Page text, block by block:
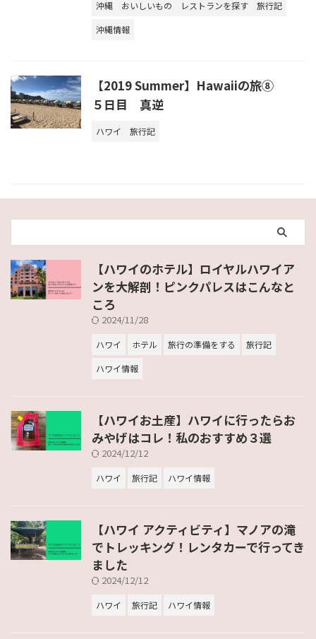
沖縄 おいしいもの レストランを探す
旅行記
沖縄情報
【2019 Summer】Hawaiiの旅⑧
５日目 真逆
ハワイ 旅行記
【ハワイのホテル】ロイヤルハワイア
ンを大解剖！ピンクパレスはこんなと
ころ
2024/11/28
ハワイ ホテル 旅行の準備をする
旅行記
ハワイ情報
【ハワイお土産】ハワイに行ったらお
みやげはコレ！私のおすすめ３選
2024/12/12
ハワイ 旅行記 ハワイ情報
【ハワイ アクティビティ】マノアの滝
でトレッキング！レンタカーで行ってき
ました
2024/12/12
ハワイ 旅行記 ハワイ情報